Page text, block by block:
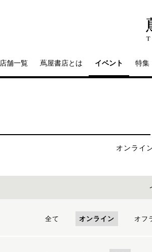
店舗一覧 蔦屋書店とは イベント 特集
オンライ
全て オンライン オフ